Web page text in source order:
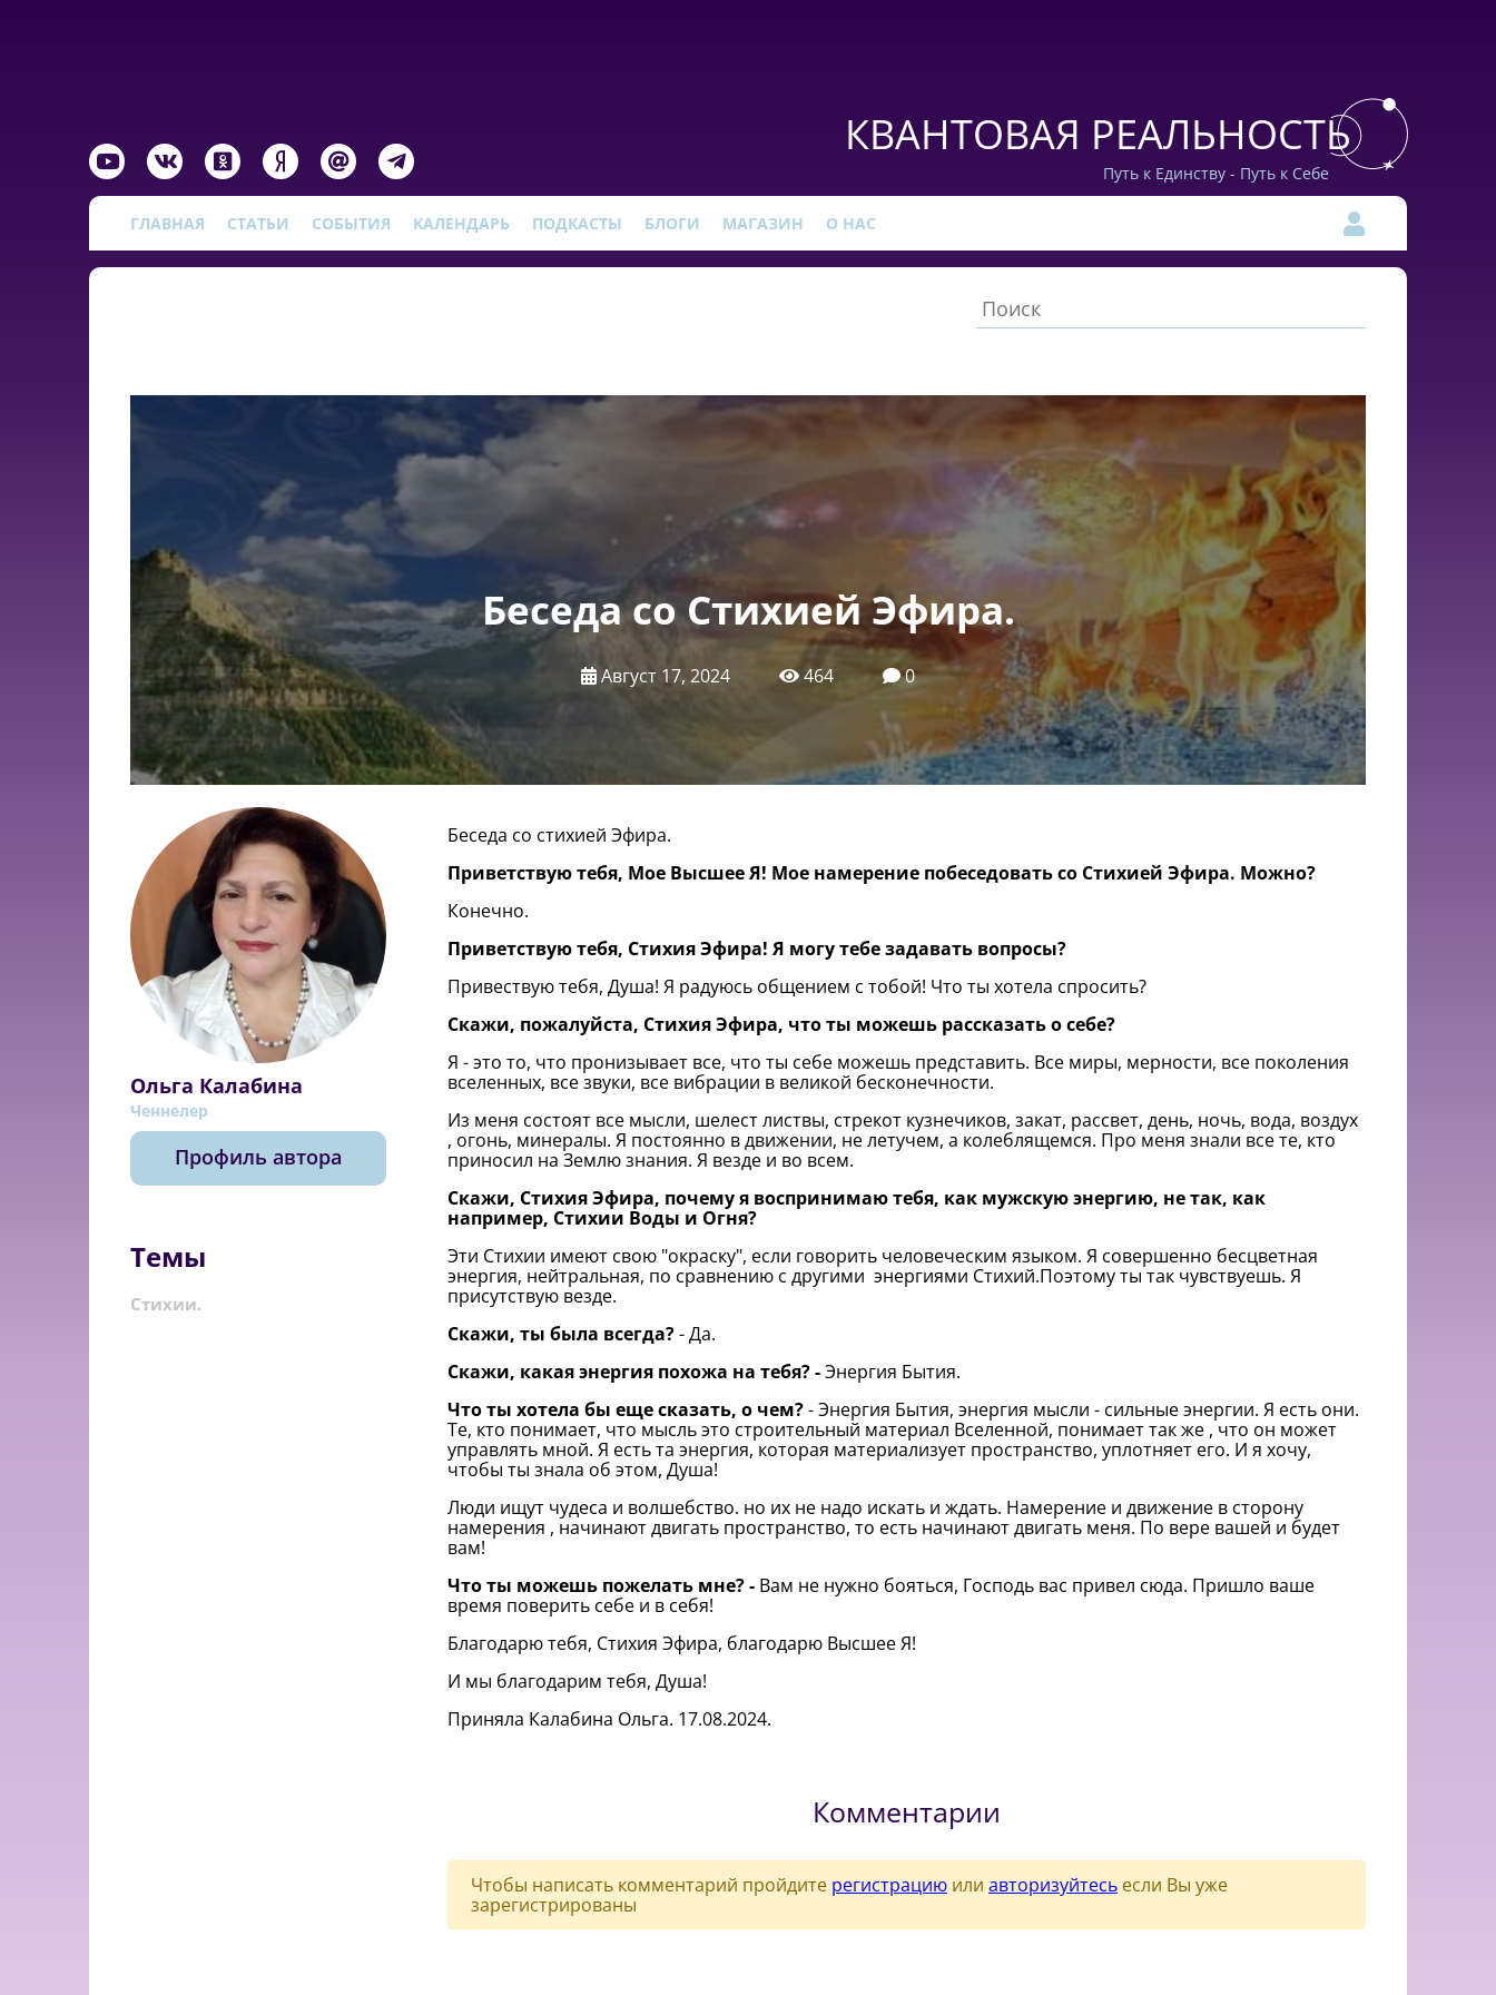
КВАНТОВАЯ РЕАЛЬНОСТЬ
Путь к Единству - Путь к Себе
ГЛАВНАЯ СТАТЬИ СОБЫТИЯ КАЛЕНДАРЬ ПОДКАСТЫ БЛОГИ МАГАЗИН О НАС
Беседа со Стихией Эфира.
Август 17, 2024 464 0
Ольга Калабина
Ченнелер
Профиль автора
Темы
Стихии.
Беседа со стихией Эфира.
Приветствую тебя, Мое Высшее Я! Мое намерение побеседовать со Стихией Эфира. Можно?
Конечно.
Приветствую тебя, Стихия Эфира! Я могу тебе задавать вопросы?
Привествую тебя, Душа! Я радуюсь общением с тобой! Что ты хотела спросить?
Скажи, пожалуйста, Стихия Эфира, что ты можешь рассказать о себе?
Я - это то, что пронизывает все, что ты себе можешь представить. Все миры, мерности, все поколения
вселенных, все звуки, все вибрации в великой бесконечности.
Из меня состоят все мысли, шелест листвы, стрекот кузнечиков, закат, рассвет, день, ночь, вода, воздух
, огонь, минералы. Я постоянно в движении, не летучем, а колеблящемся. Про меня знали все те, кто
приносил на Землю знания. Я везде и во всем.
Скажи, Стихия Эфира, почему я воспринимаю тебя, как мужскую энергию, не так, как
например, Стихии Воды и Огня?
Эти Стихии имеют свою "окраску", если говорить человеческим языком. Я совершенно бесцветная
энергия, нейтральная, по сравнению с другими энергиями Стихий.Поэтому ты так чувствуешь. Я
присутствую везде.
Скажи, ты была всегда?- Да.
Скажи, какая энергия похожа на тебя? -Энергия Бытия.
Что ты хотела бы еще сказать, о чем?- Энергия Бытия, энергия мысли - сильные энергии. Я есть они.
Те, кто понимает, что мысль это строительный материал Вселенной, понимает так же , что он может
управлять мной. Я есть та энергия, которая материализует пространство, уплотняет его. И я хочу,
чтобы ты знала об этом, Душа!
Люди ищут чудеса и волшебство. но их не надо искать и ждать. Намерение и движение в сторону
намерения , начинают двигать пространство, то есть начинают двигать меня. По вере вашей и будет
вам!
Что ты можешь пожелать мне? - Вам не нужно бояться, Господь вас привел сюда. Пришло ваше
время поверить себе и в себя!
Благодарю тебя, Стихия Эфира, благодарю Высшее Я!
И мы благодарим тебя, Душа!
Приняла Калабина Ольга. 17.08.2024.
Комментарии
Чтобы написать комментарий пройдите регистрацию или авторизуйтесь если Вы уже
зарегистрированы